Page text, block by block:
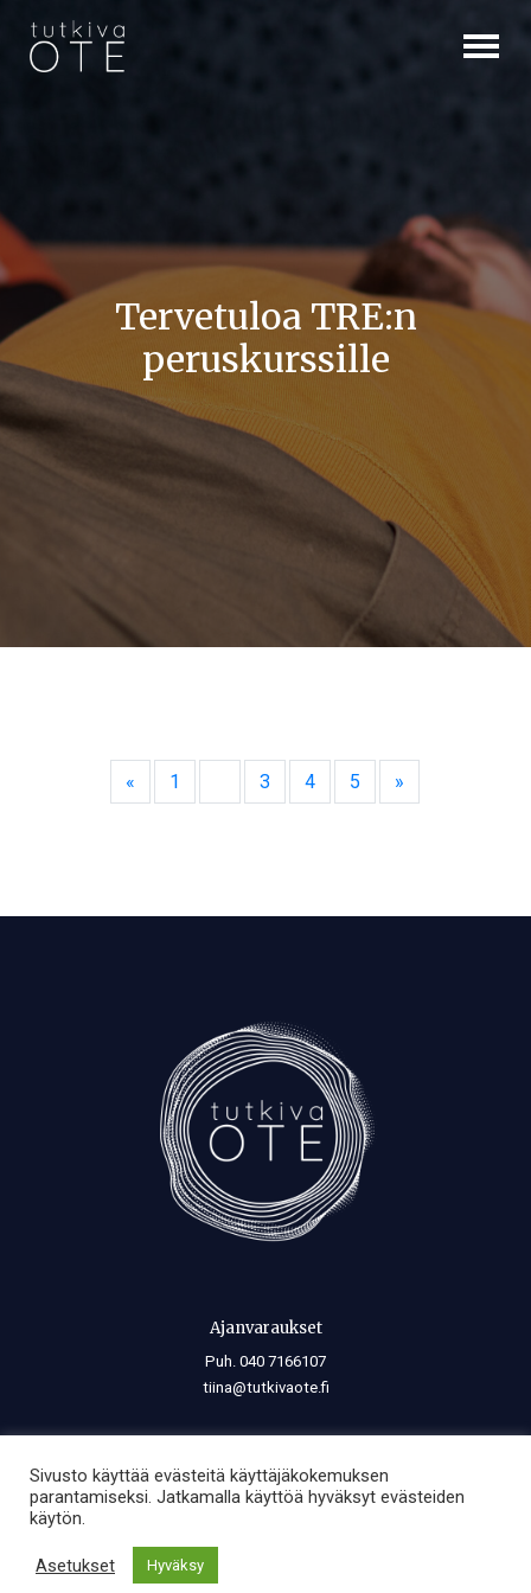
Tervetuloa TRE:n
peruskurssille
« 1 3 4 5 »
Ajanvaraukset
Puh. 040 7166107
tiina@tutkivaote.fi
vähentää, rajoittaa myös mielen voimaa. Ja mikä lisää, vähentää,
rajoittaa tai laajentaa mielen voimaa, lisää, vähentää, rajoittaa tai
—
Sivusto käyttää evästeitä käyttäjäkokemuksen
parantamiseksi. Jatkamalla käyttöä hyväksyt evästeiden
käytön.
Asetukset Hyväksy